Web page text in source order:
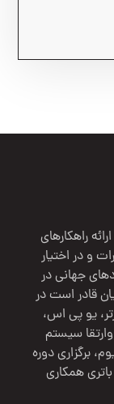
راهکارهای
و در اختیار
جهانی در
قادر است در
یو پی اس،
سیستم
برگزاری دوره
همکاری